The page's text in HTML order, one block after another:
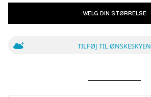
VÆLG DIN STØRRELSE
TILFØJ TIL ØNSKESKYEN